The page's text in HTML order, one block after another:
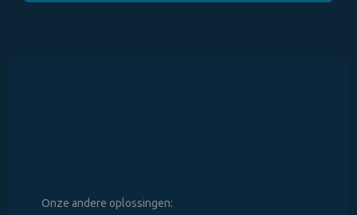
Onze andere oplossingen: